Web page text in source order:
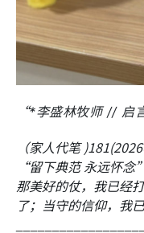
“*李盛林牧师 // 启
（家人代笔
“留下典范 永远怀念
那美好的仗，我已经
了；当守的信仰，我